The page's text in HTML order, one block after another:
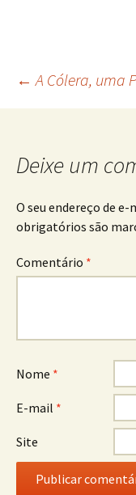
← A Cólera, uma
Deixe um
O seu endereço de
obrigatórios são
Comentário *
Nome *
E-mail *
Site